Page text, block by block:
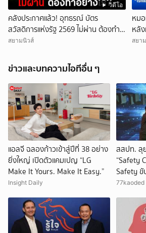
วิดีโอ
คลังประกาศแล้ว! อุทธรณ์ บัตร
สวัสดิการแห่งรัฐ 2569 ไม่ผ่าน ต้องทำ
อย่างไร?
สยามนิวส์
หมอ
หลั
เข้า
สยา
ข่าวและบทความไอทีอื่น ๆ
แอลจี ฉลองก้าวเข้าสู่ปีที่ 38 อย่าง
ยิ่งใหญ่ เปิดตัวแคมเปญ “LG
Make It Yours. Make It Easy.”
Insight Daily
สสปท. ลุ
“Safety
Safety ขั
77kaoded